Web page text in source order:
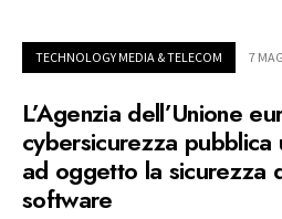
TECHNOLOGY MEDIA & TELECOM 7
L’Agenzia dell’Unione
cybersicurezza
ad oggetto la sicurezza
software